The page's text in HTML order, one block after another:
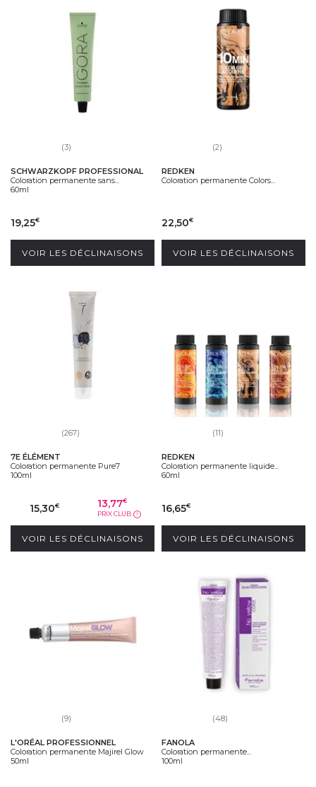
(3)
SCHWARZKOPF PROFESSIONAL
Coloration permanente sans...
60ml
19,25€
VOIR LES DÉCLINAISONS
(2)
REDKEN
Coloration permanente Colors...
22,50€
VOIR LES DÉCLINAISONS
(267)
7E ÉLÉMENT
Coloration permanente Pure7
100ml
15,30€ 13,77€
PRIX CLUB ?
VOIR LES DÉCLINAISONS
(11)
REDKEN
Coloration permanente liquide...
60ml
16,65€
VOIR LES DÉCLINAISONS
(9)
L'ORÉAL PROFESSIONNEL
Coloration permanente Majirel Glow
50ml
(48)
FANOLA
Coloration permanente...
100ml